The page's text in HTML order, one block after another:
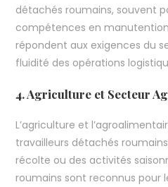
détachés roumains, souvent
compétences en
répondent aux exigences du
fluidité des opérations
4. Agriculture et Secteur
L’agriculture et
travailleurs détachés
récolte ou des activités
roumains sont reconnus pour